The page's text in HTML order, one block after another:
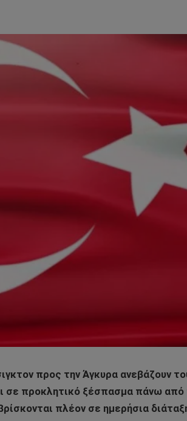
προς την Άγκυρα ανεβάζουν
σε προκλητικό ξέσπασμα πάνω από
πλέον σε ημερήσια